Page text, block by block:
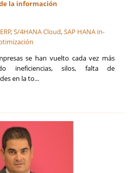
la información
ERP,S/4HANA Cloud,SAP HANA in-
se han vuelto cada vez más
ineficiencias, silos, falta de
en la to...